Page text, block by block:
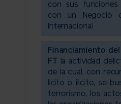
con sus
con un Negocio
Internacional
Financiamiento
FT
la actividad
de la cual, con
lícito o ilícito, se
terrorismo, los